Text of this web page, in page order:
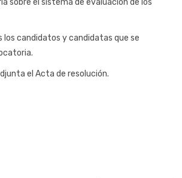
sobre el sistema de evaluación de los
los candidatos y candidatas que se
el Acta de resolución.